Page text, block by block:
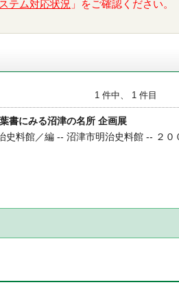
テム対応状況 」をご確認ください。
1 件中、 1 件目
葉書にみる沼津の名所 企画展
史料館／編 -- 沼津市明治史料館 -- ２０